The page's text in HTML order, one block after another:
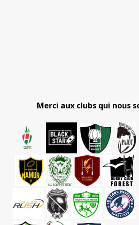
Merci aux clubs qui nous